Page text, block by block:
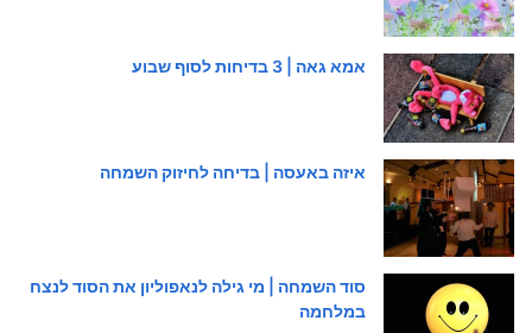
אמא גאה | 3 בדיחות לסוף שבוע
איזה באעסה | בדיחה לחיזוק השמחה
סוד השמחה | מי גילה לנאפוליון את הסוד לנצח
במלחמה